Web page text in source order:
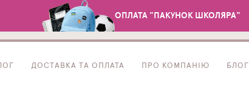
ОПЛАТА "ПАКУНОК ШКОЛЯРА"
ДОСТАВКА ТА ОПЛАТА ПРО КОМПАНІЮ БЛОГ